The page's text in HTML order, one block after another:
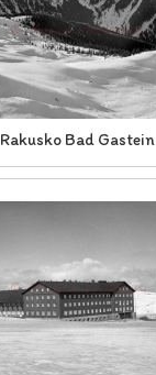
Rakusko Bad Gastein